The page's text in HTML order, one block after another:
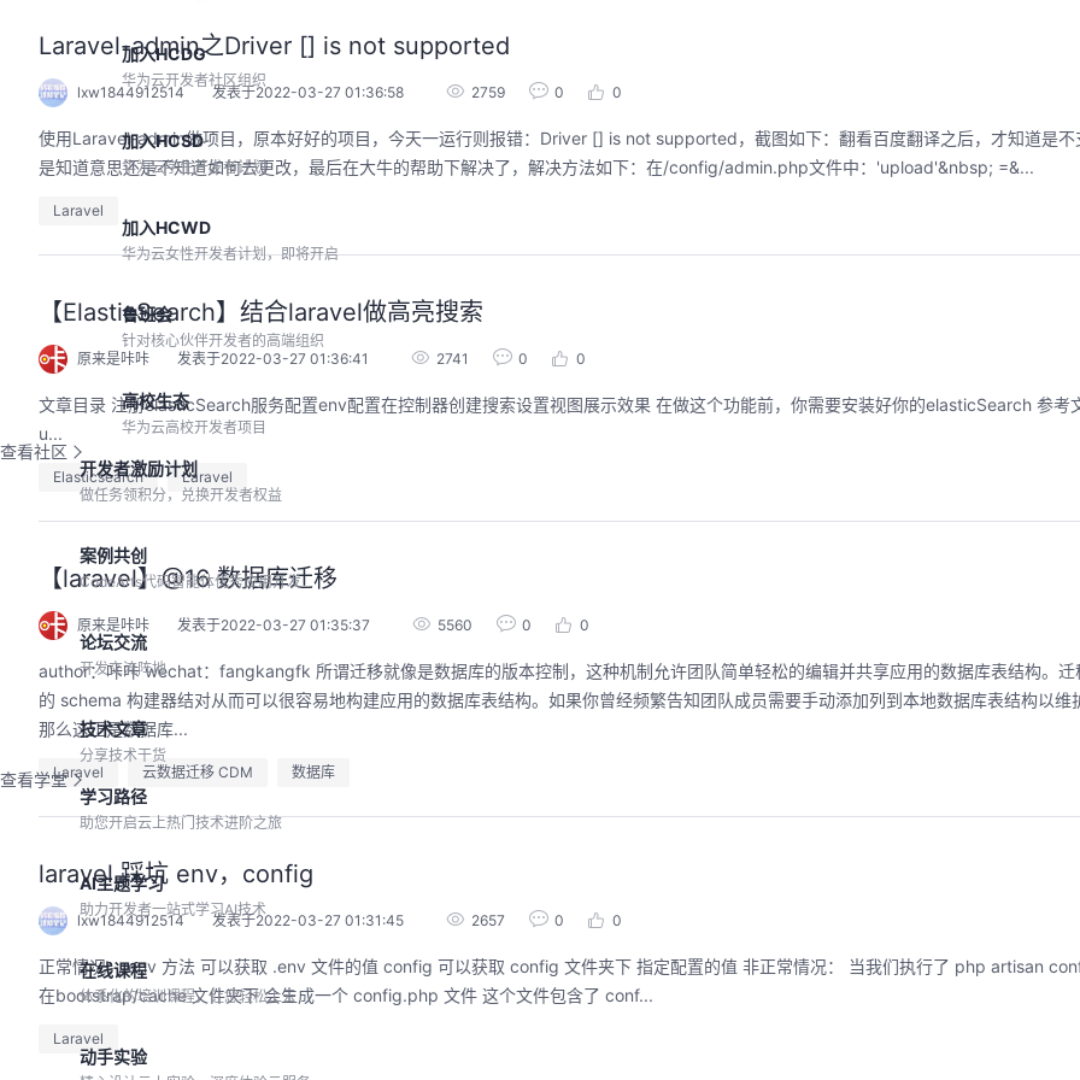
加入HCDG
华为云开发者社区组织
加入HCSD
华为云学生开发者计划
加入HCWD
华为云女性开发者计划，即将开启
鲁班会
针对核心伙伴开发者的高端组织
高校生态
华为云高校开发者项目
查看社区
开发者激励计划
做任务领积分，兑换开发者权益
案例共创
CodeArts代码智能体优秀应用开发
论坛交流
开发交流阵地
技术文章
分享技术干货
查看学堂
学习路径
助您开启云上热门技术进阶之旅
AI主题学习
助力开发者一站式学习AI技术
在线课程
体系化的培训课程，让您轻松上云
动手实验
Laravel-admin之Driver [] is not supported
lxw1844912514 发表于2022-03-27 01:36:58 2759 0 0
使用Laravel-admin做项目，原本好好的项目，今天一运行则报错：Driver [] is not supported，截图如下：翻看百度翻译之后，才知道是
是知道意思还是不知道如何去更改，最后在大牛的帮助下解决了，解决方法如下：在/config/admin.php文件中：'upload'&nbsp; =&...
Laravel
【ElasticSearch】结合laravel做高亮搜索
原来是咔咔 发表于2022-03-27 01:36:41 2741 0 0
文章目录 注册elasticSearch服务配置env配置在控制器创建搜索设置视图展示效果 在做这个功能前，你需要安装好你的elasticSearch 参考文档：https://clo
u...
Elasticsearch Laravel
【laravel】@16 数据库迁移
原来是咔咔 发表于2022-03-27 01:35:37 5560 0 0
author：咔咔 wechat：fangkangfk 所谓迁移就像是数据库的版本控制，这种机制允许团队简单轻松的编辑并共享应用的数据库表结构。迁移通常和 Laravel
的 schema 构建器结对从而可以很容易地构建应用的数据库表结构。如果你曾经频繁告知团队成员需要手动添加列到本地数据库表结构以维
那么这正是数据库...
Laravel 云数据迁移 CDM 数据库
laravel 踩坑 env，config
lxw1844912514 发表于2022-03-27 01:31:45 2657 0 0
正常情况： env 方法 可以获取 .env 文件的值 config 可以获取 config 文件夹下 指定配置的值 非正常情况： 当我们执行了 php artisan config:cache 之后
在bootstrap/cache 文件夹下 会生成一个 config.php 文件 这个文件包含了 conf...
Laravel